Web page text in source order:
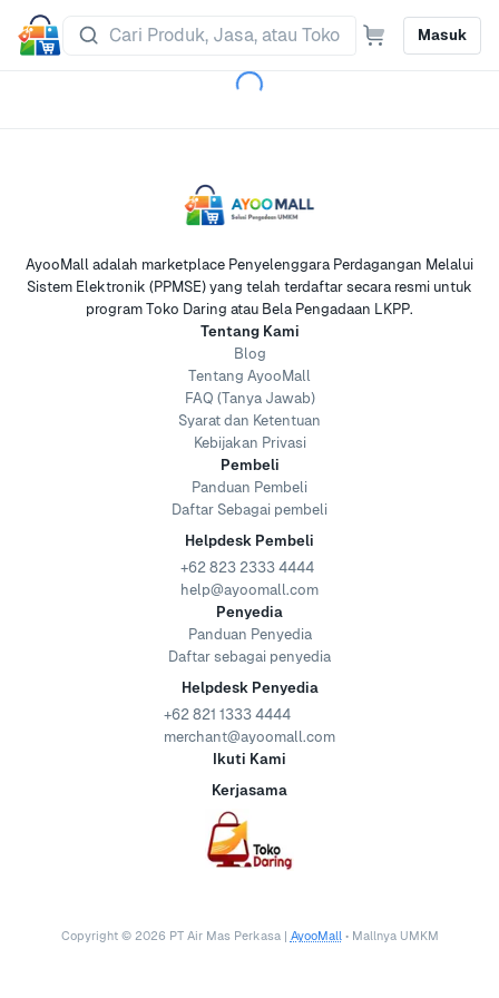
Masuk
AyooMall adalah marketplace Penyelenggara Perdagangan Melalui
Sistem Elektronik (PPMSE) yang telah terdaftar secara resmi untuk
program Toko Daring atau Bela Pengadaan LKPP.
Tentang Kami
Blog
Tentang AyooMall
FAQ (Tanya Jawab)
Syarat dan Ketentuan
Kebijakan Privasi
Pembeli
Panduan Pembeli
Daftar Sebagai pembeli
Helpdesk Pembeli
+62 823 2333 4444
help@ayoomall.com
Penyedia
Panduan Penyedia
Daftar sebagai penyedia
Helpdesk Penyedia
+62 821 1333 4444
merchant@ayoomall.com
Ikuti Kami
Kerjasama
Copyright © 2026 PT Air Mas Perkasa | AyooMall • Mallnya UMKM